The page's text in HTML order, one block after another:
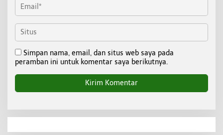
Simpan nama, email, dan situs web saya pada
peramban ini untuk komentar saya berikutnya.